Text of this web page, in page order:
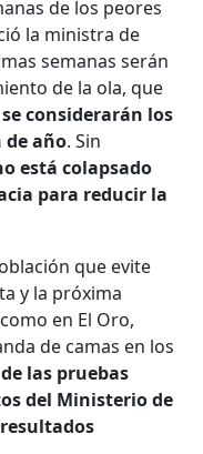
de los peores
la ministra de
semanas serán
de la ola, que
se considerarán los
de año. Sin
está colapsado
para reducir la
que evite
y la próxima
en El Oro,
de camas en los
las pruebas
del Ministerio de